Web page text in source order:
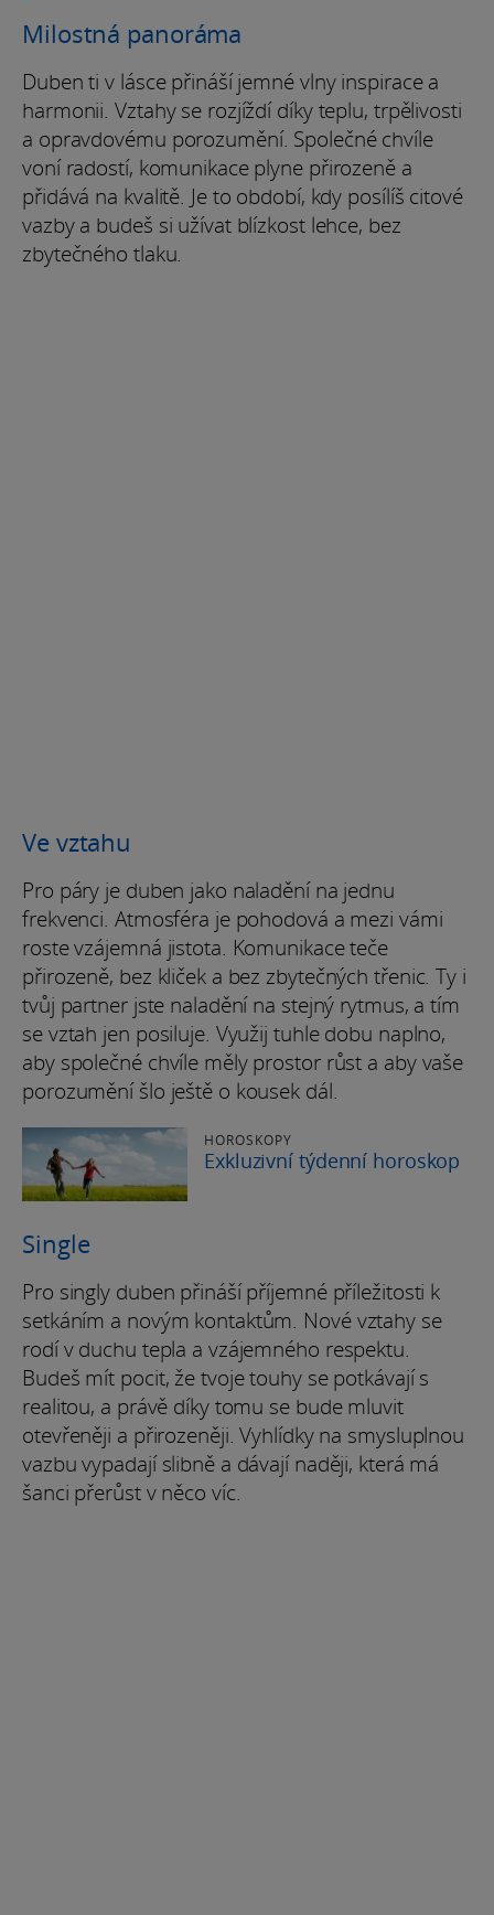
Milostná panoráma
Duben ti v lásce přináší jemné vlny inspirace a
harmonii. Vztahy se rozjíždí díky teplu, trpělivosti
a opravdovému porozumění. Společné chvíle
voní radostí, komunikace plyne přirozeně a
přidává na kvalitě. Je to období, kdy posílíš citové
vazby a budeš si užívat blízkost lehce, bez
zbytečného tlaku.
Ve vztahu
Pro páry je duben jako naladění na jednu
frekvenci. Atmosféra je pohodová a mezi vámi
roste vzájemná jistota. Komunikace teče
přirozeně, bez kliček a bez zbytečných třenic. Ty i
tvůj partner jste naladění na stejný rytmus, a tím
se vztah jen posiluje. Využij tuhle dobu naplno,
aby společné chvíle měly prostor růst a aby vaše
porozumění šlo ještě o kousek dál.
HOROSKOPY
Exkluzivní týdenní horoskop
Single
Pro singly duben přináší příjemné příležitosti k
setkáním a novým kontaktům. Nové vztahy se
rodí v duchu tepla a vzájemného respektu.
Budeš mít pocit, že tvoje touhy se potkávají s
realitou, a právě díky tomu se bude mluvit
otevřeněji a přirozeněji. Vyhlídky na smysluplnou
vazbu vypadají slibně a dávají naději, která má
šanci přerůst v něco víc.